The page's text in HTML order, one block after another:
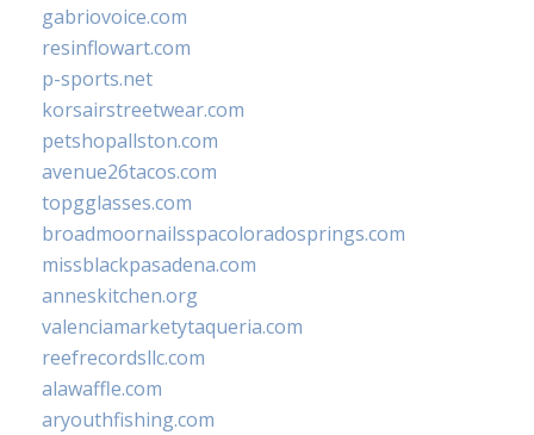
gabriovoice.com
resinflowart.com
p-sports.net
korsairstreetwear.com
petshopallston.com
avenue26tacos.com
topgglasses.com
broadmoornailsspacoloradosprings.com
missblackpasadena.com
anneskitchen.org
valenciamarketytaqueria.com
reefrecordsllc.com
alawaffle.com
aryouthfishing.com